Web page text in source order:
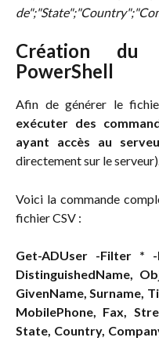
Création
PowerShell
Afin de générer le
exécuter des
ayant accès au
directement sur le
Voici la commande
fichier CSV :
Get-ADUser -Filter *
DistinguishedName,
GivenName, Surname,
MobilePhone, Fax,
State, Country,